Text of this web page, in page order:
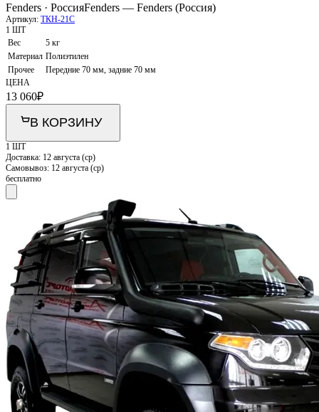
Fenders · РоссияFenders — Fenders (Россия)
Артикул: ТКН-21С
1 ШТ
Вес
5 кг
Материал Полиэтилен
Прочее
Передние 70 мм, задние 70 мм
ЦЕНА
13 060₽
В КОРЗИНУ
1 ШТ
Доставка: 12 августа (ср)
Самовывоз: 12 августа (ср)
бесплатно